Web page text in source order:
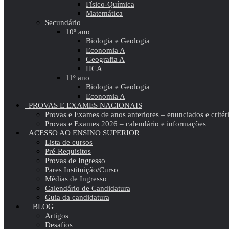
Físico-Química
Matemática
Secundário
10º ano
Biologia e Geologia
Economia A
Geografia A
HCA
11º ano
Biologia e Geologia
Economia A
PROVAS E EXAMES NACIONAIS
Provas e Exames de anos anteriores – enunciados e
Provas e Exames 2026 – calendário e informações
ACESSO AO ENSINO SUPERIOR
Lista de cursos
Pré-Requisitos
Provas de Ingresso
Pares Instituição/Curso
Médias de Ingresso
Calendário de Candidatura
Guia da candidatura
BLOG
Artigos
Desafios